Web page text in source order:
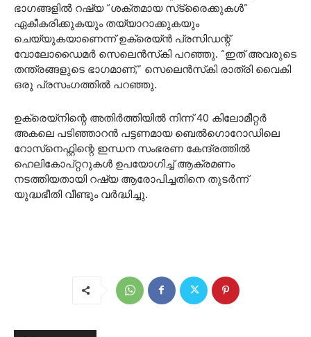
ഭാഗങ്ങളിൽ റഷ്യ “ശക്തമായ സ്‌ട്രൈക്കുകൾ”
ഏകീകരിക്കുകയും തയ്യാറാക്കുകയും
ചെയ്യുകയാണെന്ന് ഉക്രെയ്‌ൻ പ്രസിഡന്റ്
വോലോഡൈമർ സെലെൻസ്‌കി പറഞ്ഞു. “ഇത് അവരുടെ
തന്ത്രങ്ങളുടെ ഭാഗമാണ്,” സെലെൻസ്‌കി രാത്രി വൈകി
ഒരു പ്രസംഗത്തിൽ പറഞ്ഞു.
ഉക്രെയ്‌നിന്റെ അതിർത്തിയിൽ നിന്ന് 40 കിലോമീറ്റർ
അകലെ പടിഞ്ഞാറൻ പട്ടണമായ ബെൽഗൊറോഡിലെ
റോസ്‌നെഫ്റ്റിന്റെ ഇന്ധന സംഭരണ കേന്ദ്രത്തിൽ
ഹെലികോപ്റ്ററുകൾ ഉപയോഗിച്ച് ആക്രമണം
നടത്തിയതായി റഷ്യ ആരോപിച്ചതിനെ തുടർന്ന്
യുദ്ധഭീതി വീണ്ടും വർദ്ധിച്ചു.